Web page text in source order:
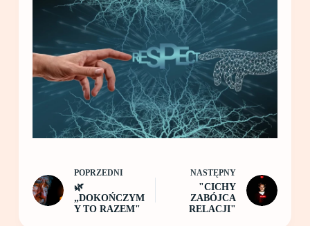
POPRZEDNI
🌿
„DOKOŃCZYM
Y TO RAZEM"
NASTĘPNY
"CICHY
ZABÓJCA
RELACJI"